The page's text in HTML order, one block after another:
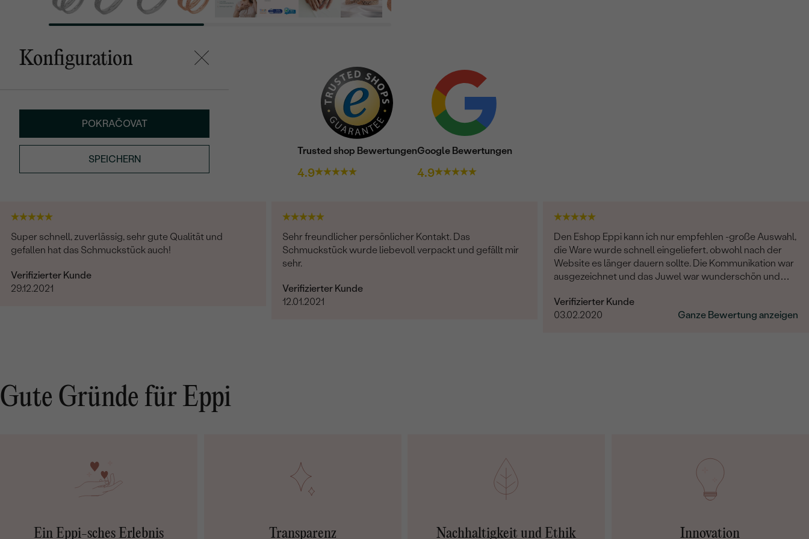
Konfiguration
POKRAČOVAT
SPEICHERN
Trusted shop Bewertungen
4.9
Google Bewertungen
4.9
Super schnell, zuverlässig, sehr gute Qualität und
gefallen hat das Schmuckstück auch!
Verifizierter Kunde
29.12.2021
Sehr freundlicher persönlicher Kontakt. Das
Schmuckstück wurde liebevoll verpackt und gefällt mir
sehr.
Verifizierter Kunde
12.01.2021
Den Eshop Eppi kann ich nur empfehlen -große Auswahl,
die Ware wurde schnell eingeliefert, obwohl nach der
Website es länger dauern sollte. Die Kommunikation war
ausgezeichnet und das Juwel war wunderschön und
Verifizierter Kunde
03.02.2020
Ganze Bewertung anzeigen
Gute Gründe für Eppi
Ein Eppi-sches Erlebnis Transparenz Nachhaltigkeit und Ethik Innovation